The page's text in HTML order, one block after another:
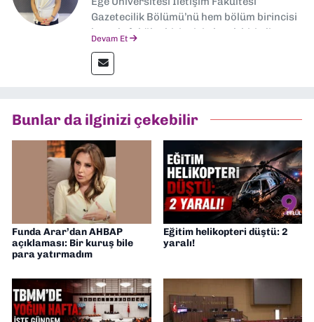
Gazetecilik Bölümü’nü hem bölüm birincisi
hem de fakülte birincisi olarak bitirdim.
İletişim” üzerine yüksek lisans eğitimimi
tamamladım. Halen aynı anabilim dalında
Müdürü” olarak görev almaktayım. Hak
odaklı haberciliğe dair çalışmalar
yapıyorum
Devam Et
Bunlar da ilginizi çekebilir
Funda Arar’dan AHBAP
açıklaması: Bir kuruş bile
para yatırmadım
Eğitim helikopteri düştü: 2
yaralı!